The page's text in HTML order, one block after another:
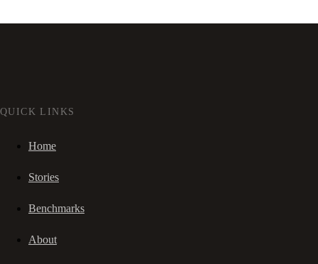
QUICK LINKS
Home
Stories
Benchmarks
About